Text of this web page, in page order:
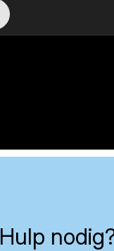
Hulp